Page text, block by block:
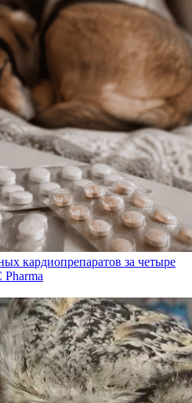
кардиопрепаратов за четыре